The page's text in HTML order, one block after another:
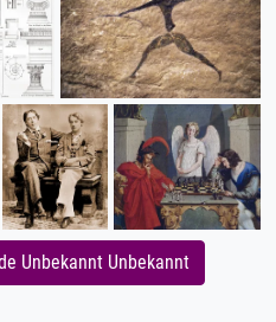
Unbekannt Unbekannt